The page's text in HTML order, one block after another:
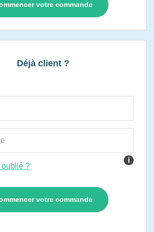
votre commande
Déjà client ?
i
oublié ?